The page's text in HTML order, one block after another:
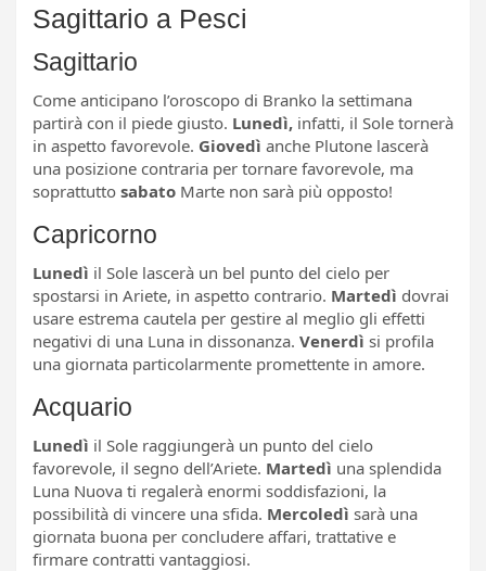
Sagittario a Pesci
Sagittario
Come anticipano l’oroscopo di Branko la settimana
partirà con il piede giusto. Lunedì, infatti, il Sole tornerà
in aspetto favorevole. Giovedì anche Plutone lascerà
una posizione contraria per tornare favorevole, ma
soprattutto sabato Marte non sarà più opposto!
Capricorno
Lunedì il Sole lascerà un bel punto del cielo per
spostarsi in Ariete, in aspetto contrario. Martedì dovrai
usare estrema cautela per gestire al meglio gli effetti
negativi di una Luna in dissonanza. Venerdì si profila
una giornata particolarmente promettente in amore.
Acquario
Lunedì il Sole raggiungerà un punto del cielo
favorevole, il segno dell’Ariete. Martedì una splendida
Luna Nuova ti regalerà enormi soddisfazioni, la
possibilità di vincere una sfida. Mercoledì sarà una
giornata buona per concludere affari, trattative e
firmare contratti vantaggiosi.